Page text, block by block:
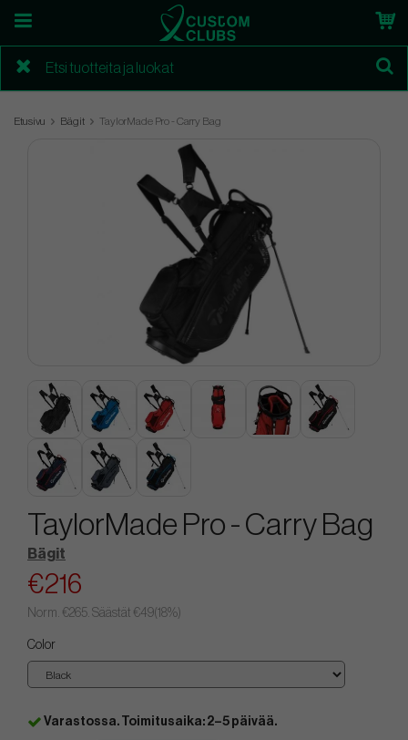
Etusivu Bägit TaylorMade Pro - Carry Bag
TaylorMade Pro - Carry Bag
Bägit
€216
Norm. €265. Säästät €49(18%)
Color
Varastossa. Toimitusaika: 2–5 päivää.